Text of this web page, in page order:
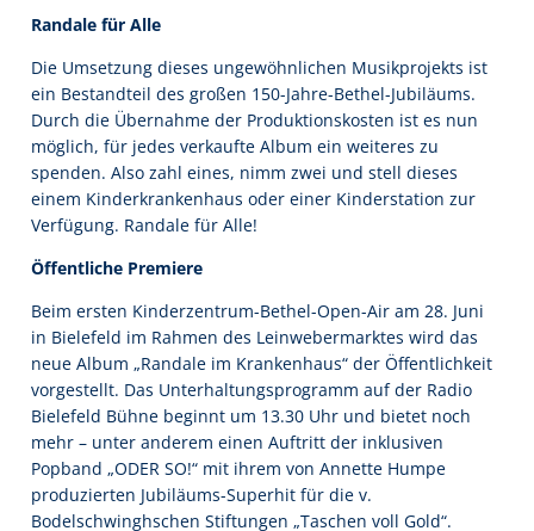
Randale für Alle
Die Umsetzung dieses ungewöhnlichen Musikprojekts ist
ein Bestandteil des großen 150-Jahre-Bethel-Jubiläums.
Durch die Übernahme der Produktionskosten ist es nun
möglich, für jedes verkaufte Album ein weiteres zu
spenden. Also zahl eines, nimm zwei und stell dieses
einem Kinderkrankenhaus oder einer Kinderstation zur
Verfügung. Randale für Alle!
Öffentliche Premiere
Beim ersten Kinderzentrum-Bethel-Open-Air am 28. Juni
in Bielefeld im Rahmen des Leinwebermarktes wird das
neue Album „Randale im Krankenhaus“ der Öffentlichkeit
vorgestellt. Das Unterhaltungsprogramm auf der Radio
Bielefeld Bühne beginnt um 13.30 Uhr und bietet noch
mehr – unter anderem einen Auftritt der inklusiven
Popband „ODER SO!“ mit ihrem von Annette Humpe
produzierten Jubiläums-Superhit für die v.
Bodelschwinghschen Stiftungen „Taschen voll Gold“.